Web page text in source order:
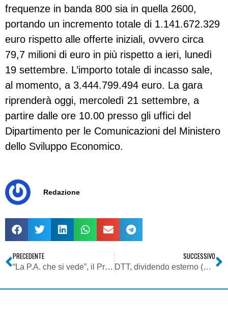
frequenze in banda 800 sia in quella 2600,
portando un incremento totale di 1.141.672.329
euro rispetto alle offerte iniziali, ovvero circa
79,7 milioni di euro in più rispetto a ieri, lunedì
19 settembre. L’importo totale di incasso sale,
al momento, a 3.444.799.494 euro. La gara
riprenderà oggi, mercoledì 21 settembre, a
partire dalle ore 10.00 presso gli uffici del
Dipartimento per le Comunicazioni del Ministero
dello Sviluppo Economico.
Redazione
PRECEDENTE
“La P.A. che si vede”, il Premio per le pubbliche amministrazioni che fanno video
SUCCESSIVO
DTT, dividendo esterno (61-69 UHF). Patuano (Telecom Italia): ci auguriamo che gare frequenze finiscano presto